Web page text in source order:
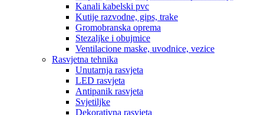
Kanali kabelski pvc
Kutije razvodne, gips, trake
Gromobranska oprema
Stezaljke i obujmice
Ventilacione maske, uvodnice, vezice
Rasvjetna tehnika
Unutarnja rasvjeta
LED rasvjeta
Antipanik rasvjeta
Svjetiljke
Dekorativna rasvjeta